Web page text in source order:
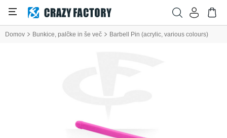
Domov Bunkice, palčke in še več Barbell Pin (acrylic, various colours)